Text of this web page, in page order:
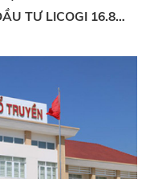
TƯ LICOGI 16.8